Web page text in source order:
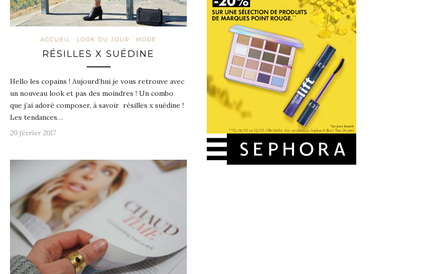
ACCUEIL LOOK DU JOUR MODE
RÉSILLES X SUÉDINE
Hello les copains ! Aujourd’hui je vous retrouve avec
un nouveau look et pas des moindres ! Un combo
que j’ai adoré composer, à savoir résilles x suédine !
Les tendances…
20 février 2017